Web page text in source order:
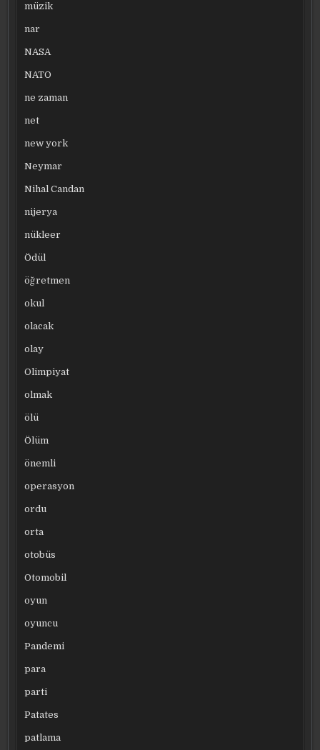
müzik
nar
NASA
NATO
ne zaman
net
new york
Neymar
Nihal Candan
nijerya
nükleer
Ödül
öğretmen
okul
olacak
olay
Olimpiyat
olmak
ölü
Ölüm
önemli
operasyon
ordu
orta
otobüs
Otomobil
oyun
oyuncu
Pandemi
para
parti
Patates
patlama